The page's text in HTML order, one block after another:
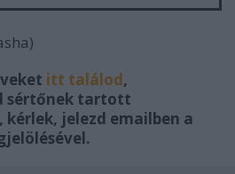
itt találod,
sértőnek tartott
jelezd emailben a